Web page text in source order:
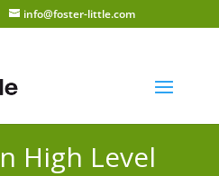
info@foster-little.com
High Level